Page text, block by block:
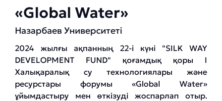
«Global Water»
Назарбаев Университеті
2024 жылғы ақпанның 22-і күні "SILK WAY
DEVELOPMENT FUND" қоғамдық қоры I
Халықаралық су технологиялары және
ресурстары форумы «Global Water»
ұйымдастыру мен өткізуді жоспарлап отыр.